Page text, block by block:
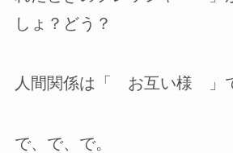
しょ？どう？
人間関係は「 お互い様 」
で、で、で。